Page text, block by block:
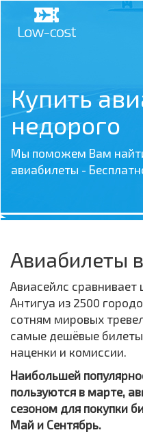
Купить
недорого
Мы поможем Вам
авиабилеты -
Авиабилеты
Авиасейлс
Антигуа из 2500
сотням мировых
самые дешёвые
наценки и комиссии.
Наибольшей
пользуются в марте,
сезоном для покупки
Май и Сентябрь.